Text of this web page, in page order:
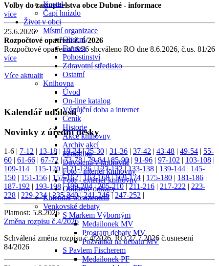
Kostel
Čapí hnízdo
Život v obci
Místní organizace
Obecní
Farnost
Pohostinství
Zdravotní středisko
Ostatní
Knihovna
Úvod
On-line katalog
Výpůjční doba a internet
Ceník
Historie
Akce knihovny
Archiv akcí
Periodika
Dovolená v knihovně
Foto - interiér knihovny
Foto - exteriér knihovny
Oblíbené odkazy
Kalendář obsazenosti
Venkovské debaty
S Markem Výborným
Medailonek MV
Program debaty MV
Pozvánka na debatu MV
S Pavlem Fischerem
Medailonek PF
Volby do zastupitelstva obce Dubné - informace
více
25.6.2026
Rozpočtové opatření č. 6/2026
Rozpočtové opatření č.6/26 shcváleno RO dne 8.6.2026, č.us. 81/26
více
Více aktualit
Kalendář událostí
Novinky z úřední desky
1-6 | 7-12 | 13-18 | 19-24|25-30 | 31-36 | 37-42 | 43-48 | 49-54 | 55-
60 | 61-66 | 67-72 |73-78|79-84|85-90| 91-96 | 97-102 | 103-108 |
109-114 | 115-120 |121-126|127-132|133-138 | 139-144 | 145-
150 | 151-156 | 157-162|163-168|169-174 | 175-180 | 181-186 |
187-192 | 193-198|199-204|205-210|211-216 | 217-222 | 223-
228 | 229-234|235-240|241-246|247-252 |
Platnost: 5.8.2026
Změna rozpisu č.4/2026
Schválená změna rozpisu č.4/2026, RO 27.7.2026 č.usnesení
84/2026